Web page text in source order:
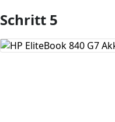
Kommentar
Schritt 5